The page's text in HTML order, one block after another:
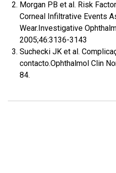
Morgan PB et al. Risk
Corneal Infiltrative Events
Wear.Investigative
2005;46:3136-3143
Suchecki JK et al.
contacto.Ophthalmol Clin
84.